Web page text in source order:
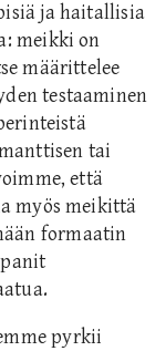
ja haitallisia
meikki on
määrittelee
testaaminen
tai
että
myös meikittä
formaatin
pyrkii